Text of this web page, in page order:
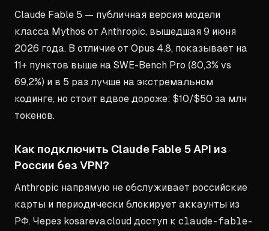
Claude Fable 5 — публичная версия модели
класса Mythos от Anthropic, вышедшая 9 июня
2026 года. В отличие от Opus 4.8, показывает на
11+ пунктов выше на SWE-Bench Pro (80,3% vs
69,2%) и в 5 раз лучше на экстремальном
кодинге, но стоит вдвое дороже: $10/$50 за млн
токенов.
Как подключить Claude Fable 5 API из
России без VPN?
Anthropic напрямую не обслуживает российские
карты и периодически блокирует аккаунты из
РФ. Через kosareva.cloud доступ к claude-fable-